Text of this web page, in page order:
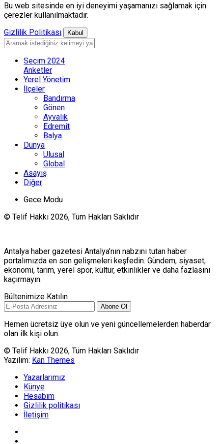
Bu web sitesinde en iyi deneyimi yaşamanızı sağlamak için
çerezler kullanılmaktadır.
Gizlilik Politikası
Kabul
Seçim 2024
Anketler
Yerel Yönetim
İlçeler
Bandırma
Gönen
Ayvalık
Edremit
Balya
Dünya
Ulusal
Global
Asayiş
Diğer
Gece Modu
© Telif Hakkı 2026, Tüm Hakları Saklıdır
Antalya haber gazetesi Antalya’nın nabzını tutan haber
portalımızda en son gelişmeleri keşfedin. Gündem, siyaset,
ekonomi, tarım, yerel spor, kültür, etkinlikler ve daha fazlasını
kaçırmayın.
Bültenimize Katılın
Abone Ol
Hemen ücretsiz üye olun ve yeni güncellemelerden haberdar
olan ilk kişi olun.
© Telif Hakkı 2026, Tüm Hakları Saklıdır
Yazılım: Kan Themes
Yazarlarımız
Künye
Hesabım
Gizlilik politikası
İletişim